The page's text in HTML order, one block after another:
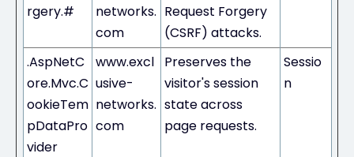
rgery.#
networks.
com
Request Forgery
(CSRF) attacks.
.AspNetC
ore.Mvc.C
ookieTem
pDataPro
vider
www.excl
usive-
networks.
com
Preserves the
visitor's session
state across
page requests.
Sessio
n